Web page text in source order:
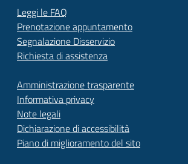
Leggi le FAQ
Prenotazione appuntamento
Segnalazione Disservizio
Richiesta di assistenza
Amministrazione trasparente
Informativa privacy
Note legali
Dichiarazione di accessibilità
Piano di miglioramento del sito